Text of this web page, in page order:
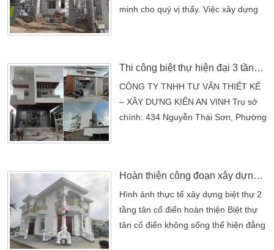
công cũng […]
minh cho quý vị thấy. Việc xây dựng
Hoàn toàn không lo lắng và được
đảm bảo đầy đủ. Chúng tôi Kiến An
Vinh đã làm việc đó cho bạn. Chúng
tôi trình bày các giải pháp […]
Thi công biệt thự hiện đại 3 tầng đẹp
CÔNG TY TNHH TƯ VẤN THIẾT KẾ
– XÂY DỰNG KIẾN AN VINH Trụ sở
chính: 434 Nguyễn Thái Sơn, Phường
(08)3715 6379 (08) 6277 0999 –
Fax: (08) 3715 2415 Email:
kienanvinh2012@gmail.com Website:
https://kienanvinh.vn/ Hotline: 0973
Hoàn thiện công đoạn xây dựng biệt thự 2 tầng tân cổ điển
Hình ảnh thực tế xây dựng biệt thự 2
tầng tân cổ điển hoàn thiện Biệt thự
tân cổ điển không sống thể hiện đẳng